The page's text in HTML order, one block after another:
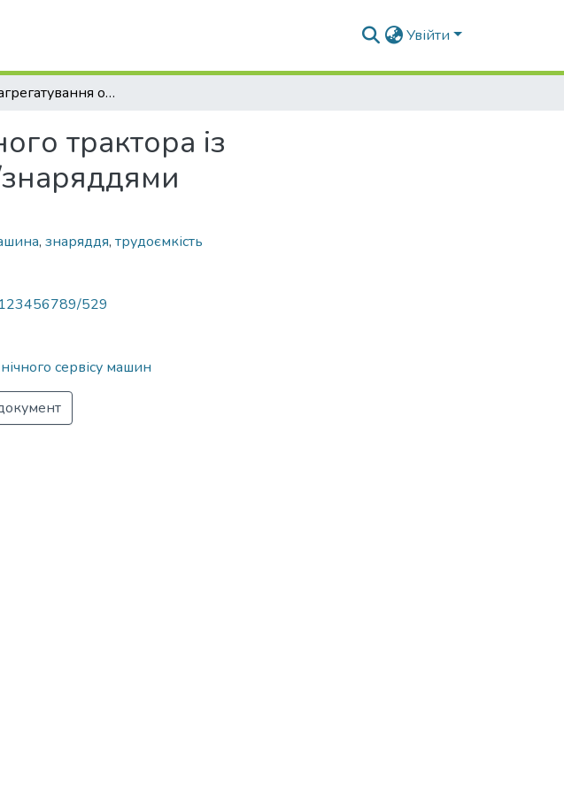
Увійти
Оцінка агрегатування орно-просапного трактора із сільськогосподарськими машинами/знаряддями
трактора із
, знаряддя, трудоємкість
123456789/529
сервісу машин